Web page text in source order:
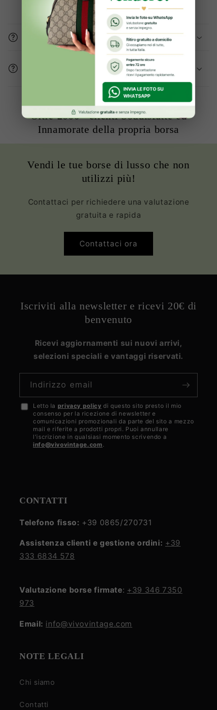
Gli articoli sono originali?
Come mi assicurate che le condizioni del
Oltre 2000+ clienti Soddisfatte ed
Innamorate della propria borsa
Vendi le tue borse di lusso che non
utilizzi più!
Contattaci per richiedere una valutazione
gratuita e rapida
Contattaci ora
Iscriviti alla newsletter e ricevi 20€ di
benvenuto
Ricevi aggiornamenti sui nuovi arrivi,
selezioni speciali e vantaggi riservati.
Indirizzo email
Accetto
privacy
policy
Letto la privacy policy di questo sito presto il mio
consenso per la ricezione di newsletter e
comunicazioni promozionali da parte del sito a mezzo
mail e riferite a prodotti propri. Puoi annullare
l'iscrizione in qualsiasi momento scrivendo a
info@vivovintage.com .
CONTATTI
Telefono fisso: +39 0865/270731
Assistenza clienti e gestione ordini: +39
333 6834 578
Valutazione borse firmate: +39 346 7350
973
Email: info@vivovintage.com
NOTE LEGALI
Chi siamo
Contatti